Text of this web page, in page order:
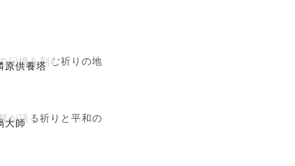
原供養塔
記憶を刻む祈りの地
大師
が語る祈りと平和の